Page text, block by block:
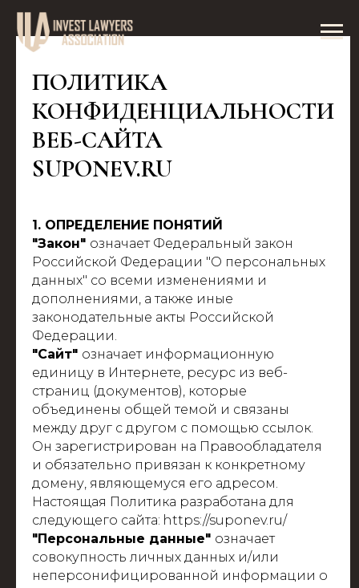
ПОЛИТИКА
КОНФИДЕНЦИАЛЬНОСТИ
ВЕБ-САЙТА
SUPONEV.RU
1. ОПРЕДЕЛЕНИЕ ПОНЯТИЙ
"Закон" означает Федеральный закон
Российской Федерации "О персональных
данных" со всеми изменениями и
дополнениями, а также иные
законодательные акты Российской
Федерации.
"Сайт" означает информационную
единицу в Интернете, ресурс из веб-
страниц (документов), которые
объединены общей темой и связаны
между друг с другом с помощью ссылок.
Он зарегистрирован на Правообладателя
и обязательно привязан к конкретному
домену, являющемуся его адресом.
Настоящая Политика разработана для
следующего сайта: https://suponev.ru/
"Персональные данные" означает
совокупность личных данных и/или
неперсонифицированной информации о